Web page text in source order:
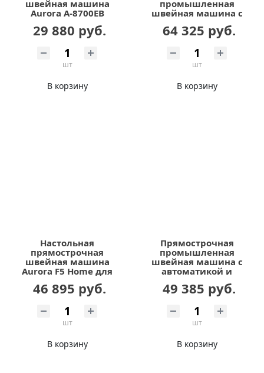
швейная машина
Aurora A-8700EB
29 880 руб.
шт
В корзину
промышленная
швейная машина с
AURORA H63-L Home
(автоматические
функции,
дизайнерские
строчки)
64 325 руб.
шт
В корзину
Настольная
прямострочная
швейная машина
Aurora F5 Home для
легких и средних
тканей с
позиционером иглы
46 895 руб.
шт
В корзину
Прямострочная
промышленная
швейная машина с
автоматикой и
увеличенным
челноком Aurora H5-B
49 385 руб.
шт
В корзину